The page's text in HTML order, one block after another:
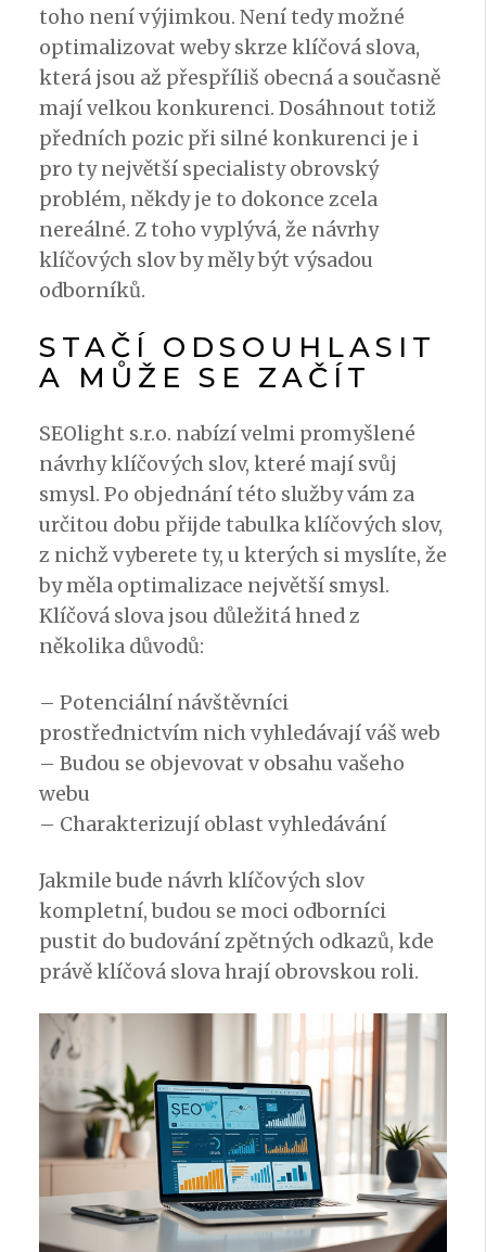
toho není výjimkou. Není tedy možné
optimalizovat weby skrze klíčová slova,
která jsou až přespříliš obecná a současně
mají velkou konkurenci. Dosáhnout totiž
předních pozic při silné konkurenci je i
pro ty největší specialisty obrovský
problém, někdy je to dokonce zcela
nereálné. Z toho vyplývá, že návrhy
klíčových slov by měly být výsadou
odborníků.
STAČÍ ODSOUHLASIT
A MŮŽE SE ZAČÍT
SEOlight s.r.o. nabízí velmi promyšlené
návrhy klíčových slov, které mají svůj
smysl. Po objednání této služby vám za
určitou dobu přijde tabulka klíčových slov,
z nichž vyberete ty, u kterých si myslíte, že
by měla optimalizace největší smysl.
Klíčová slova jsou důležitá hned z
několika důvodů:
– Potenciální návštěvníci
prostřednictvím nich vyhledávají váš web
– Budou se objevovat v obsahu vašeho
webu
– Charakterizují oblast vyhledávání
Jakmile bude návrh klíčových slov
kompletní, budou se moci odborníci
pustit do budování zpětných odkazů, kde
právě klíčová slova hrají obrovskou roli.